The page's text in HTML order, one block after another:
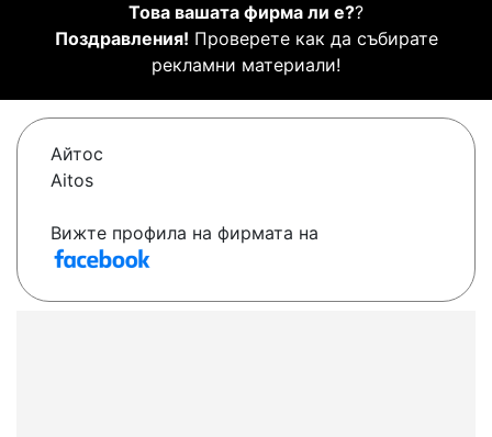
Това вашата фирма ли е??
Поздравления! Проверете как да събирате
рекламни материали!
Айтос
Aitos
Вижте профила на фирмата на